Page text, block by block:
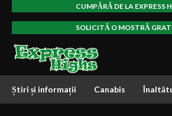
CUMPĂRĂ DE LA EXPRESS
SOLICITĂ O MOSTRĂ
Știri și informații Canabis